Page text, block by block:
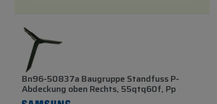
Bn96-50837a Baugruppe Standfuss P-
Abdeckung oben Rechts, 55qtq60f, Pp